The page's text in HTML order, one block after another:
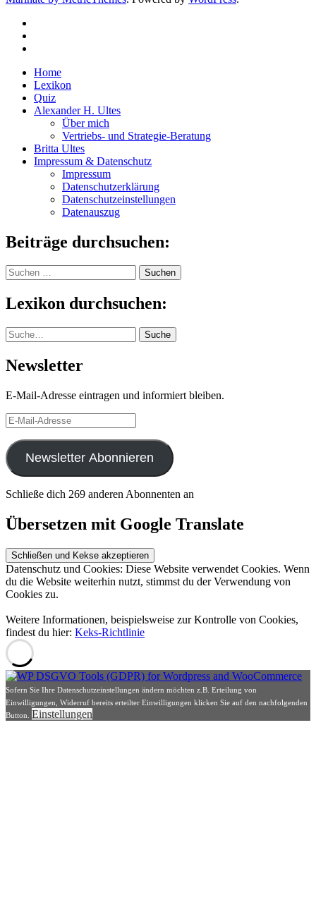
Home
Lexikon
Quiz
Alexander H. Ultes
Über mich
Vertriebs- und Strategie-Beratung
Britta Ultes
Impressum & Datenschutz
Impressum
Datenschutzerklärung
Datenschutzeinstellungen
Datenauszug
Beiträge durchsuchen:
Suchen
nach:
Lexikon durchsuchen:
Suche Suche
Newsletter
E-Mail-Adresse eintragen und informiert bleiben.
E-
Mail-
Adresse
Newsletter Abonnieren
Schließe dich 269 anderen Abonnenten an
Übersetzen mit Google Translate
Datenschutz und Cookies: Diese Website verwendet Cookies. Wenn
du die Website weiterhin nutzt, stimmst du der Verwendung von
Cookies zu.
Weitere Informationen, beispielsweise zur Kontrolle von Cookies,
findest du hier: Keks-Richtlinie
Sofern Sie Ihre Datenschutzeinstellungen ändern möchten z.B. Erteilung von
Einwilligungen, Widerruf bereits erteilter Einwilligungen klicken Sie auf den nachfolgenden
Button. Einstellungen